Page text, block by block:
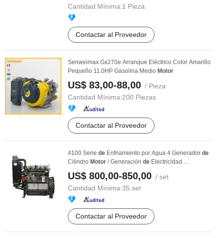
Cantidad Mínima:1 Pieza
Contactar al Proveedor
Senweimax Gx270e Arranque Eléctrico Color Amarillo
Pequeño 11.0HP Gasolina Medio Motor
US$ 83,00-88,00 / Pieza
Cantidad Mínima:200 Piezas
Contactar al Proveedor
4100 Serie de Enfriamiento por Agua 4 Generador de
Cilindro Motor / Generación de Electricidad ...
US$ 800,00-850,00 / set
Cantidad Mínima:35 set
Contactar al Proveedor